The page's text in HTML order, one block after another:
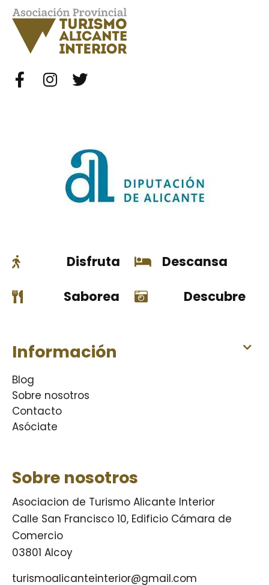
Disfruta
Saborea
Descansa
Descubre
Información
Blog
Sobre nosotros
Contacto
Asóciate
Sobre nosotros
Asociacion de Turismo Alicante Interior
Calle San Francisco 10, Edificio Cámara de
Comercio
03801 Alcoy
turismoalicanteinterior@gmail.com